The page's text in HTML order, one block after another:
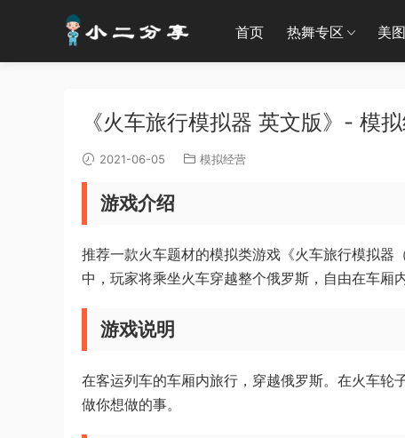
首页 热舞专区 美
《火车旅行模拟器 英文版》- 模
2021-06-05 模拟经营
游戏介绍
推荐一款火车题材的模拟类游戏《火车旅行模拟
中，玩家将乘坐火车穿越整个俄罗斯，自由在车厢
游戏说明
在客运列车的车厢内旅行，穿越俄罗斯。在火车轮
做你想做的事。